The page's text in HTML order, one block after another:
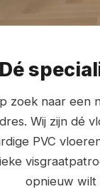
Dé
zoek naar een
Wij zijn dé
PVC
opnieuw wilt